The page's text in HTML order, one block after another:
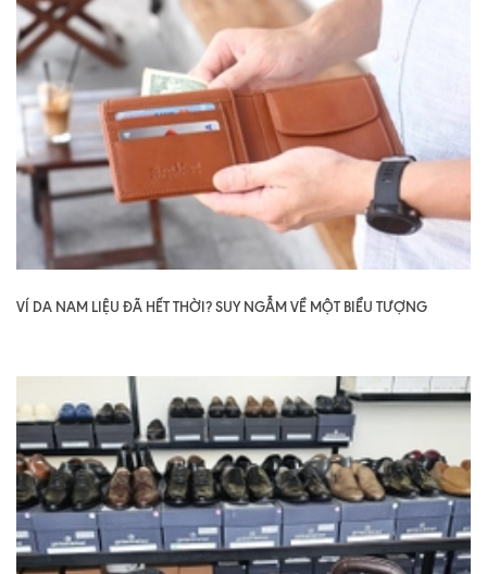
VÍ DA NAM LIỆU ĐÃ HẾT THỜI? SUY NGẪM VỀ MỘT BIỂU TƯỢNG